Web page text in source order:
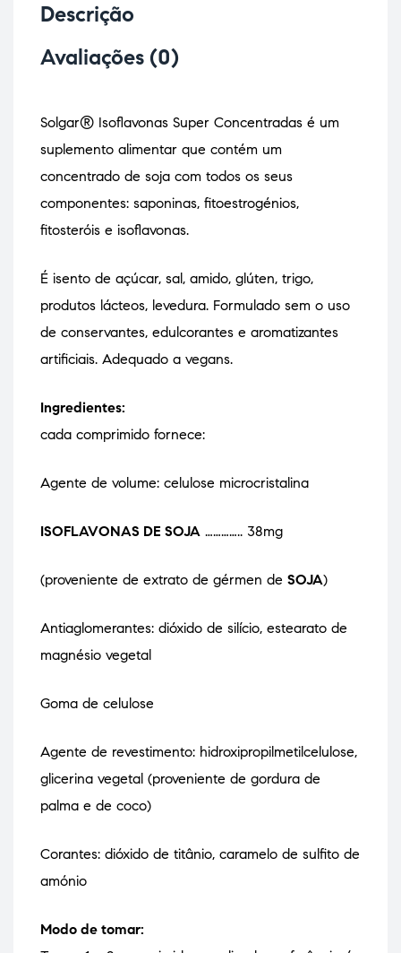
Descrição
Avaliações (0)
Solgar® Isoflavonas Super Concentradas é um
suplemento alimentar que contém um
concentrado de soja com todos os seus
componentes: saponinas, fitoestrogénios,
fitosteróis e isoflavonas.
É isento de açúcar, sal, amido, glúten, trigo,
produtos lácteos, levedura. Formulado sem o uso
de conservantes, edulcorantes e aromatizantes
artificiais. Adequado a vegans.
Ingredientes:
cada comprimido fornece:
Agente de volume: celulose microcristalina
ISOFLAVONAS DE SOJA ………….. 38mg
(proveniente de extrato de gérmen de SOJA)
Antiaglomerantes: dióxido de silício, estearato de
magnésio vegetal
Goma de celulose
Agente de revestimento: hidroxipropilmetilcelulose,
glicerina vegetal (proveniente de gordura de
palma e de coco)
Corantes: dióxido de titânio, caramelo de sulfito de
amónio
Modo de tomar: